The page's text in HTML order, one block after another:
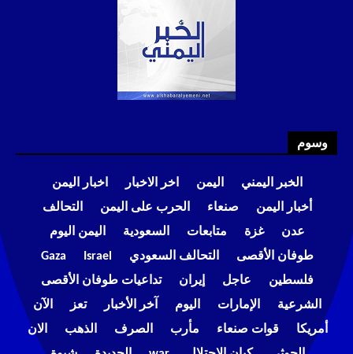
وسوم
الخبر اليمني اليمن اخر الاخبار
اخبار اليمن
أخبار اليمن
صنعاء الحرب على اليمن
التحالف
عدن
غزة متابعات السعودية
اليمن اليوم
طوفان الأقصى
التحالف السعودي Israel
Gaza
فلسطين
عاجل إيران
تداعيات طوفان الأقصى
الشرعية
الإمارات اليوم آخر الأخبار تعز
الآن
أمريكا
قوات صنعاء مأرب الصرف الذهب
الان